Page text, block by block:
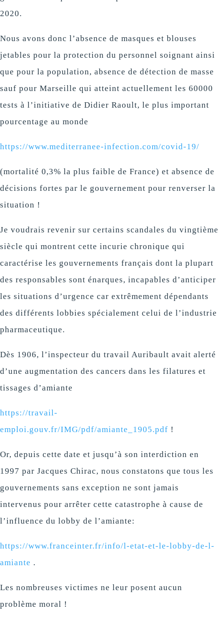
2020.
Nous avons donc l’absence de masques et blouses
jetables pour la protection du personnel soignant ainsi
que pour la population, absence de détection de masse
sauf pour Marseille qui atteint actuellement les 60000
tests à l’initiative de Didier Raoult, le plus important
pourcentage au monde
https://www.mediterranee-infection.com/covid-19/
(mortalité 0,3% la plus faible de France) et absence de
décisions fortes par le gouvernement pour renverser la
situation !
Je voudrais revenir sur certains scandales du vingtième
siècle qui montrent cette incurie chronique qui
caractérise les gouvernements français dont la plupart
des responsables sont énarques, incapables d’anticiper
les situations d’urgence car extrêmement dépendants
des différents lobbies spécialement celui de l’industrie
pharmaceutique.
Dès 1906, l’inspecteur du travail Auribault avait alerté
d’une augmentation des cancers dans les filatures et
tissages d’amiante
https://travail-
emploi.gouv.fr/IMG/pdf/amiante_1905.pdf !
Or, depuis cette date et jusqu’à son interdiction en
1997 par Jacques Chirac, nous constatons que tous les
gouvernements sans exception ne sont jamais
intervenus pour arrêter cette catastrophe à cause de
l’influence du lobby de l’amiante:
https://www.franceinter.fr/info/l-etat-et-le-lobby-de-l-
amiante .
Les nombreuses victimes ne leur posent aucun
problème moral !